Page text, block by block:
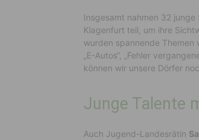
Insgesamt nahmen 32
Klagenfurt teil, um ihre
wurden spannende Themen
„E-Autos“, „Fehler
können wir unsere Dörfer
Junge Talente
Auch Jugend-Landesrätin